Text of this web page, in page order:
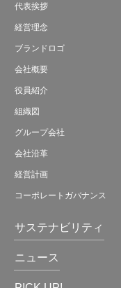
代表挨拶
経営理念
ブランドロゴ
会社概要
役員紹介
組織図
グループ会社
会社沿革
経営計画
コーポレートガバナンス
サステナビリティ
ニュース